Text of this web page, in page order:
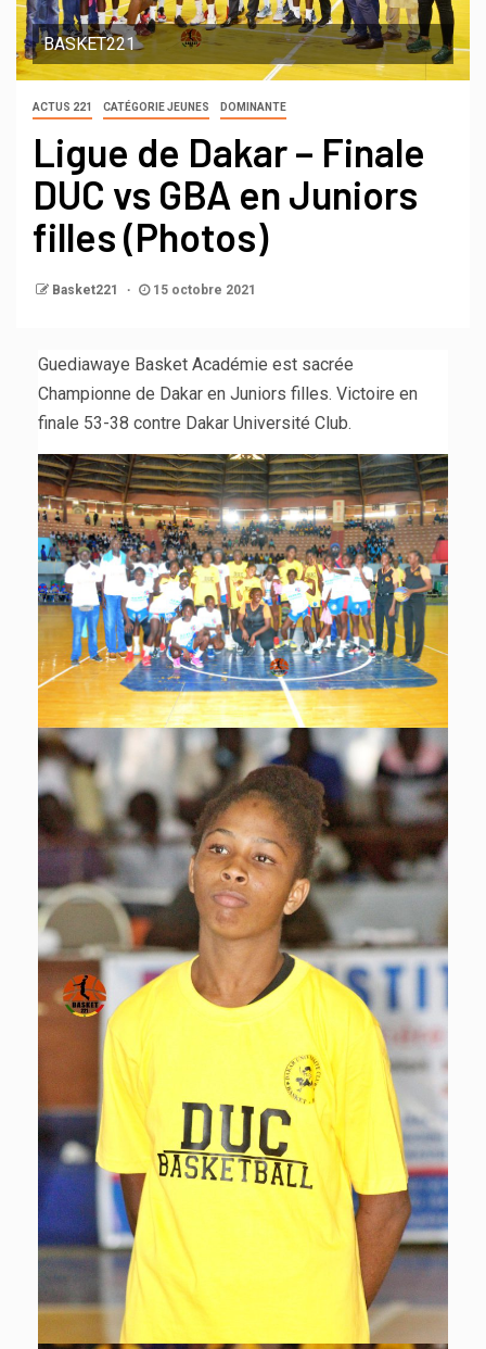
BASKET221
ACTUS 221 CATÉGORIE JEUNES DOMINANTE
Ligue de Dakar – Finale
DUC vs GBA en Juniors
filles (Photos)
Basket221 15 octobre 2021
Guediawaye Basket Académie est sacrée
Championne de Dakar en Juniors filles. Victoire en
finale 53-38 contre Dakar Université Club.